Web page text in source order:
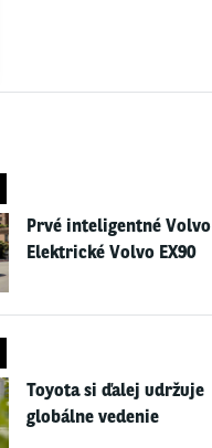
Prvé inteligentné Volvo
Elektrické Volvo EX90
Toyota si ďalej udržuje
globálne vedenie